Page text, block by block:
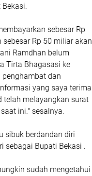
sebesar Rp
sebesar Rp 50 miliar akan
Ramdhan belum
Tirta Bhagasasi ke
dan
yang saya terima
telah melayangkan surat
ini." sesalnya.
sibuk berdandan diri
sebagai Bupati Bekasi .
sudah mengetahui